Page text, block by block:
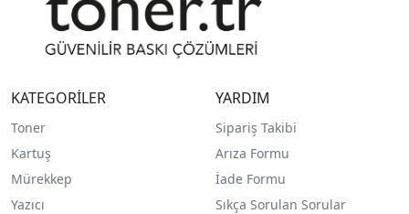
KATEGORİLER
Toner
Kartuş
Mürekkep
Yazıcı
YARDIM
Sipariş Takibi
Arıza Formu
İade Formu
Sıkça Sorulan Sorular